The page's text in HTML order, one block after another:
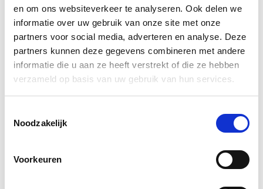
en om ons websiteverkeer te analyseren. Ook delen we
informatie over uw gebruik van onze site met onze
partners voor social media, adverteren en analyse. Deze
partners kunnen deze gegevens combineren met andere
informatie die u aan ze heeft verstrekt of die ze hebben
verzameld op basis van uw gebruik van hun services.
Noodzakelijk
Voorkeuren